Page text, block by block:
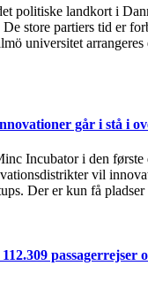
politiske landkort i
store partiers tid er
universitet
går i stå i
Incubator i den
vil
Der er kun få
passagerrejser